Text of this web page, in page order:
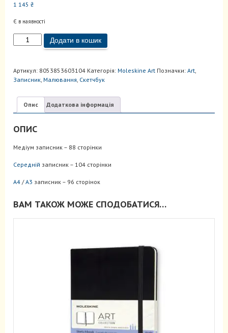
1 145 ₴
Є в наявності
Записник
для
кількість
Додати в кошик
Артикул: 8053853603104 Категорія: Moleskine Art Позначки: Art,
Записник, Малювання, Скетчбук
Опис Додаткова інформація
ОПИС
Медіум записник – 88 сторінки
Середній записник – 104 сторінки
А4 /А3 записник – 96 сторінок
ВАМ ТАКОЖ МОЖЕ СПОДОБАТИСЯ…